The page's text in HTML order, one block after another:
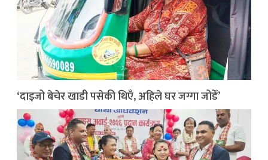
‘दाइजो बेचेर खाडी पसेकी थिएँ, अहिले घर जग्गा जोडेँ’